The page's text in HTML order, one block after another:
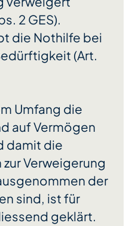
2 GES).
die Nothilfe bei
(Art.
Umfang die
auf Vermögen
damit die
Verweigerung
der
sind, ist für
geklärt.